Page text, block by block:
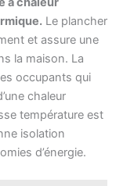
Le plancher
et assure une
la maison. La
occupants qui
chaleur
température est
isolation
d’énergie.